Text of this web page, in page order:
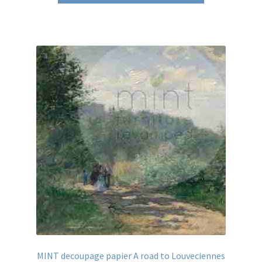
€7.95. €3.50.
MINT decoupage papier A road to Louveciennes